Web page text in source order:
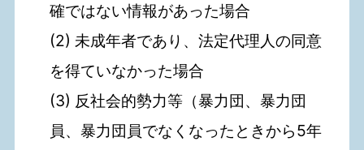
確ではない情報があった場合
(2) 未成年者であり、法定代理人の同意
を得ていなかった場合
(3) 反社会的勢力等（暴力団、暴力団
員、暴力団員でなくなったときから5年